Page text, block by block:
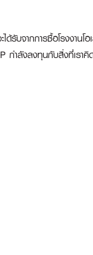
บจากการซื้อโรงงานโ
กำลังลงทุนกับสิ่งที่เรา